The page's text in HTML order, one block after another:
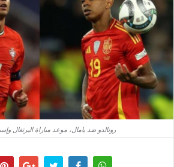
رونالدو ضد يامال، موعد مباراة البرتغال